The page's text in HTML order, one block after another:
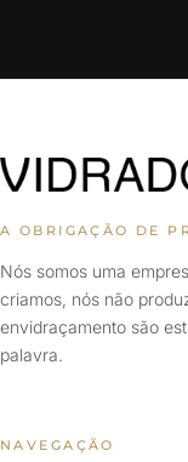
A OBRIGAÇÃO DE
Nós somos uma
criamos, nós não
envidraçamento são
palavra.
NAVEGAÇÃO